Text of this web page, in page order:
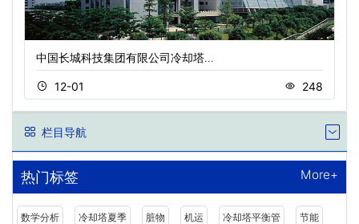
中国长城科技集团有限公司冷却塔…
12-01 248
栏目导航
热门标签 More+
数学分析 冷却塔夏季 脏物 机运 冷却塔平衡管 节能